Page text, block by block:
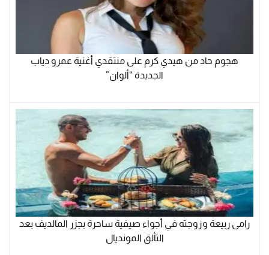
هجوم حاد من هيدي كرم على منتقدي أغنية عمرو دياب
الجديدة “ألوان”
رامی ربیعة وزوجته في أجواء صيفية ساحرة بجزر المالديف بعد
التألق المونديال